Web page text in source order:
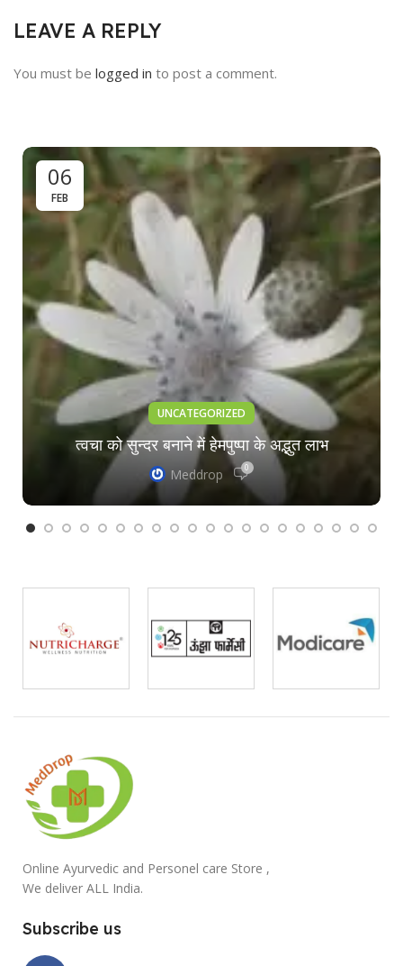
LEAVE A REPLY
You must be logged in to post a comment.
06
FEB
UNCATEGORIZED
त्वचा को सुन्दर बनाने में हेमपुष्पा के अद्भुत लाभ
Meddrop 0
Online Ayurvedic and Personel care Store ,
We deliver ALL India.
Subscribe us